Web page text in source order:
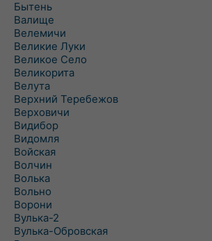
Бытень
Валище
Велемичи
Великие Луки
Великое Село
Великорита
Велута
Верхний Теребежов
Верховичи
Видибор
Видомля
Войская
Волчин
Волька
Вольно
Ворони
Вулька-2
Вулька-Обровская